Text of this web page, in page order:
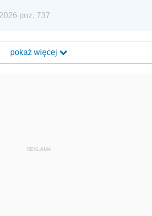
poz. 737
pokaż więcej
REKLAMA